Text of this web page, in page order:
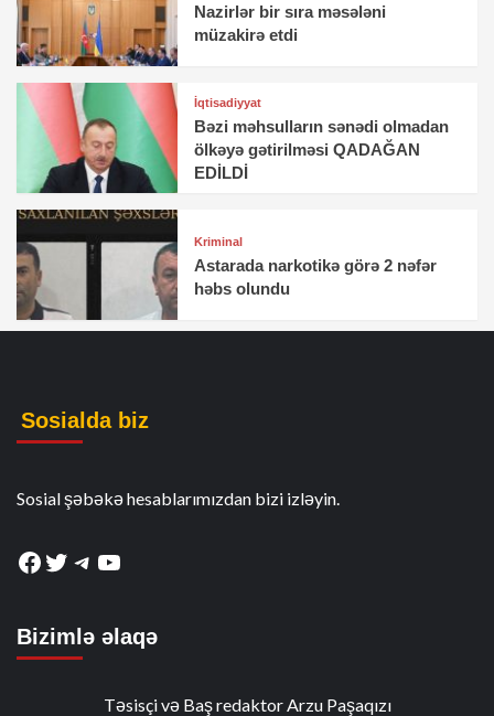
Nazirlər bir sıra məsələni
müzakirə etdi
İqtisadiyyat
Bəzi məhsulların sənədi olmadan
ölkəyə gətirilməsi QADAĞAN
EDİLDİ
Kriminal
Astarada narkotikə görə 2 nəfər
həbs olundu
Sosialda biz
Sosial şəbəkə hesablarımızdan bizi izləyin.
Facebook
Twitter
Telegram
YouTube
Bizimlə əlaqə
Təsisçi və Baş redaktor Arzu Paşaqızı